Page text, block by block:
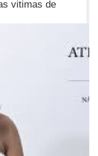
vitimas de